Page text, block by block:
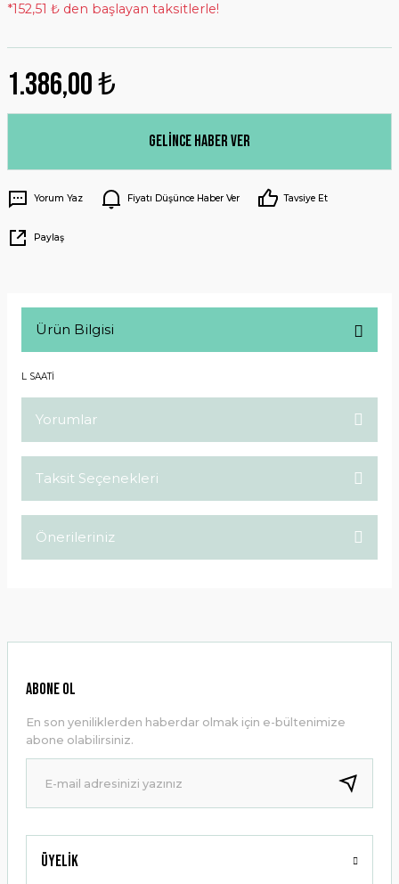
*152,51 ₺ den başlayan taksitlerle!
1.386,00 ₺
Gelince Haber Ver
Yorum Yaz Fiyatı Düşünce Haber Ver Tavsiye Et
Paylaş
Ürün Bilgisi
L SAATİ
Yorumlar
Taksit Seçenekleri
Önerileriniz
Ürün resmi kalitesiz, bozuk veya görüntülenemiyor.
Ürün bilgilerinde hatalar bulunuyor.
Ürün fiyatı diğer sitelerden daha pahalı.
Bu ürüne benzer farklı alternatifler olmalı.
Üyelik
ABONE OL
En son yeniliklerden haberdar olmak için e-bültenimize
abone olabilirsiniz.